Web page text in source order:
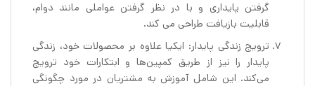
گرفتن پایداری و با در نظر گرفتن عواملی مانند دوام،
قابلیت بازیافت طراحی می کند.
ترویج زندگی پایدار: ایکیا علاوه بر محصولات خود، زندگی
پایدار را نیز از طریق کمپین‌ها و ابتکارات خود ترویج
می‌کند. این شامل آموزش به مشتریان در مورد چگونگی